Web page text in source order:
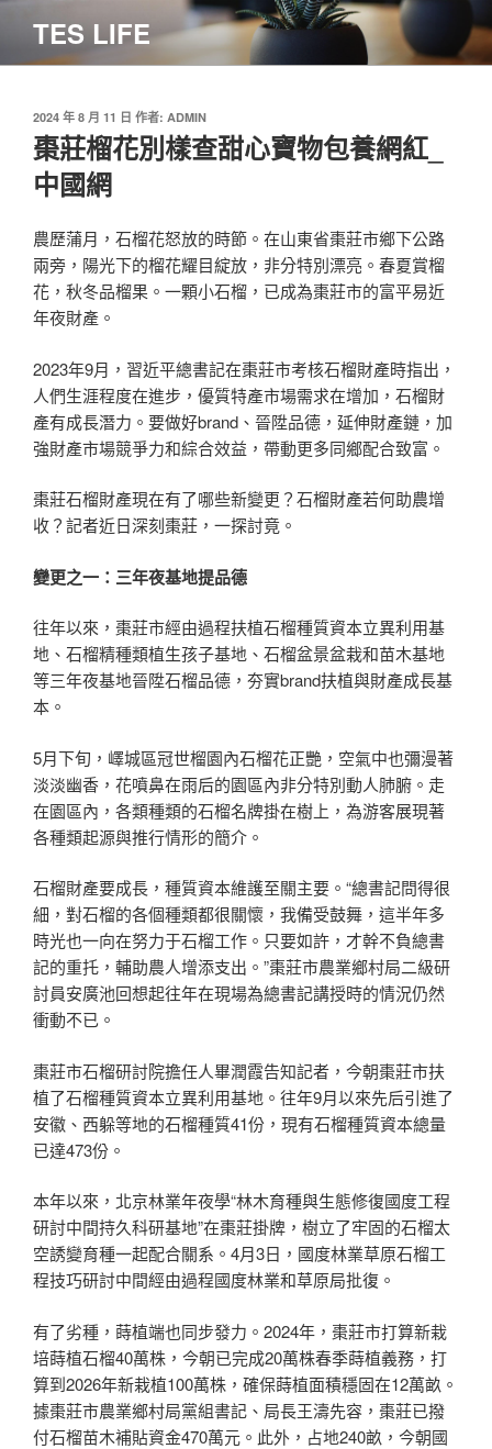
主
TES LIFE
發
佈
於
2024 年 8 月 11 日 作者: ADMIN
棗莊榴花別樣查甜心寶物包養網紅_
中國網
農歷蒲月，石榴花怒放的時節。在山東省棗莊市鄉下公路
兩旁，陽光下的榴花耀目綻放，非分特別漂亮。春夏賞榴
花，秋冬品榴果。一顆小石榴，已成為棗莊市的富平易近
年夜財產。
2023年9月，習近平總書記在棗莊市考核石榴財產時指出，
人們生涯程度在進步，優質特產市場需求在增加，石榴財
產有成長潛力。要做好brand、晉陞品德，延伸財產鏈，加
強財產市場競爭力和綜合效益，帶動更多同鄉配合致富。
棗莊石榴財產現在有了哪些新變更？石榴財產若何助農增
收？記者近日深刻棗莊，一探討竟。
變更之一：三年夜基地提品德
往年以來，棗莊市經由過程扶植石榴種質資本立異利用基
地、石榴精種類植生孩子基地、石榴盆景盆栽和苗木基地
等三年夜基地晉陞石榴品德，夯實brand扶植與財產成長基
本。
5月下旬，嶧城區冠世榴園內石榴花正艷，空氣中也彌漫著
淡淡幽香，花噴鼻在雨后的園區內非分特別動人肺腑。走
在園區內，各類種類的石榴名牌掛在樹上，為游客展現著
各種類起源與推行情形的簡介。
石榴財產要成長，種質資本維護至關主要。“總書記問得很
細，對石榴的各個種類都很關懷，我備受鼓舞，這半年多
時光也一向在努力于石榴工作。只要如許，才幹不負總書
記的重托，輔助農人增添支出。”棗莊市農業鄉村局二級研
討員安廣池回想起往年在現場為總書記講授時的情況仍然
衝動不已。
棗莊市石榴研討院擔任人畢潤霞告知記者，今朝棗莊市扶
植了石榴種質資本立異利用基地。往年9月以來先后引進了
安徽、西躲等地的石榴種質41份，現有石榴種質資本總量
已達473份。
本年以來，北京林業年夜學“林木育種與生態修復國度工程
研討中間持久科研基地”在棗莊掛牌，樹立了牢固的石榴太
空誘變育種一起配合關系。4月3日，國度林業草原石榴工
程技巧研討中間經由過程國度林業和草原局批復。
有了劣種，蒔植端也同步發力。2024年，棗莊市打算新栽
培蒔植石榴40萬株，今朝已完成20萬株春季蒔植義務，打
算到2026年新栽植100萬株，確保蒔植面積穩固在12萬畝。
據棗莊市農業鄉村局黨組書記、局長王濤先容，棗莊已撥
付石榴苗木補貼資金470萬元。此外，占地240畝，今朝國